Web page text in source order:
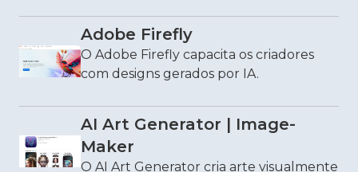
Adobe Firefly
O Adobe Firefly capacita os criadores
com designs gerados por IA.
AI Art Generator | Image-
Maker
O AI Art Generator cria arte visualmente